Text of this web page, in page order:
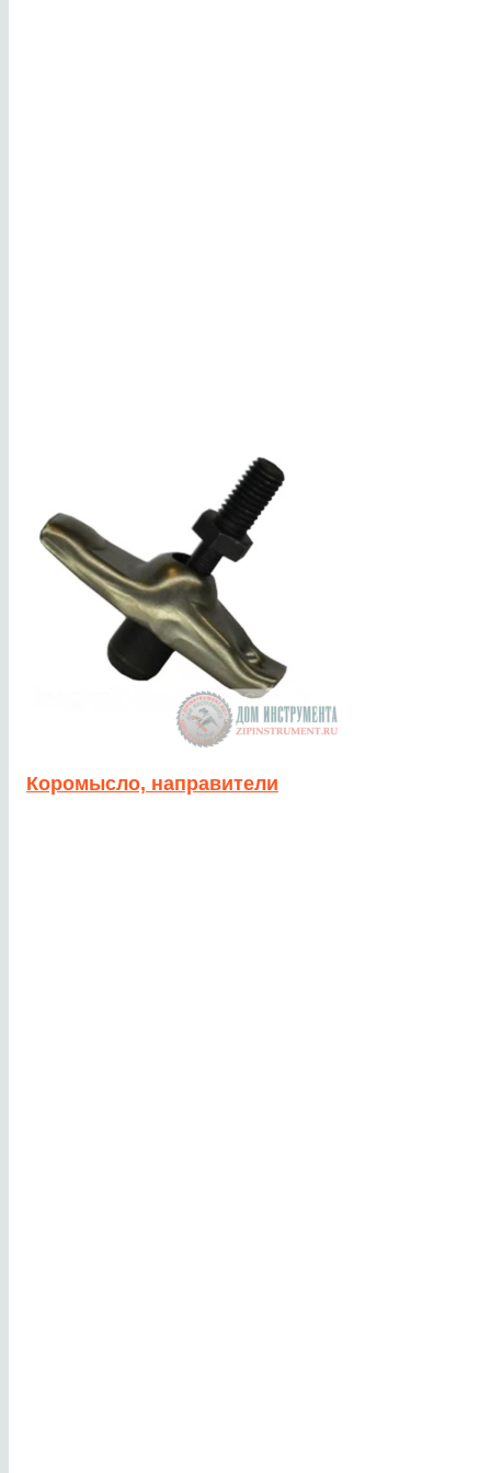
Коромысло, направители